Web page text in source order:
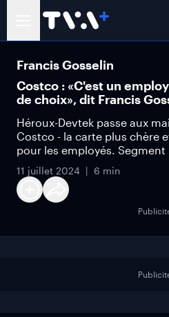
Francis Gosselin
Costco : «C'est un
de choix», dit Francis
Héroux-Devtek passe aux
Costco - la carte plus chère
pour les employés. Segment
11 juillet 2024 6 min